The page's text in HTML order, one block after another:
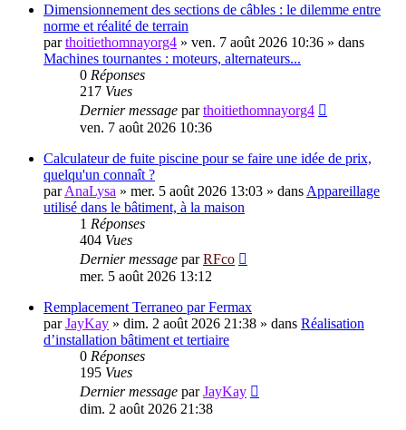
Dimensionnement des sections de câbles : le dilemme entre
norme et réalité de terrain
parthoitiethomnayorg4 » ven. 7 août 2026 10:36 » dans
Machines tournantes : moteurs, alternateurs...
0 Réponses
217 Vues
Dernier message parthoitiethomnayorg4
ven. 7 août 2026 10:36
Calculateur de fuite piscine pour se faire une idée de prix,
quelqu'un connaît ?
parAnaLysa » mer. 5 août 2026 13:03 » dans Appareillage
utilisé dans le bâtiment, à la maison
1 Réponses
404 Vues
Dernier message parRFco
mer. 5 août 2026 13:12
Remplacement Terraneo par Fermax
parJayKay » dim. 2 août 2026 21:38 » dans Réalisation
d’installation bâtiment et tertiaire
0 Réponses
195 Vues
Dernier message parJayKay
dim. 2 août 2026 21:38